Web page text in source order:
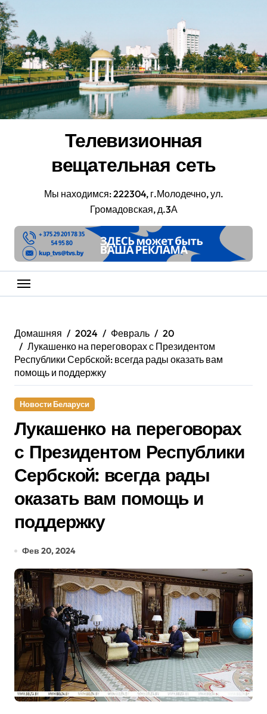
Перейти
к
содержанию
Телевизионная
вещательная сеть
Мы находимся: 222304, г.Молодечно, ул.
Громадовская, д.3А
Домашняя 2024 Февраль
20
Лукашенко на переговорах с Президентом
Республики Сербской: всегда рады оказать вам
помощь и поддержку
Новости Беларуси
Лукашенко на переговорах
с Президентом Республики
Сербской: всегда рады
оказать вам помощь и
поддержку
Фев 20, 2024